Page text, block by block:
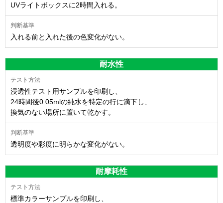
UVライトボックスに2時間入れる。
入れる前と入れた後の色変化がない。
耐水性
浸透性テスト用サンプルを印刷し、
24時間後0.05mlの純水を特定の行に滴下し、
換気のない場所に置いて乾かす。
透明度や彩度に明らかな変化がない。
耐摩耗性
標準カラーサンプルを印刷し、